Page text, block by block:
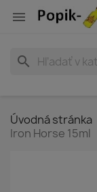

search
Úvodná stránka
Iron Horse 15ml